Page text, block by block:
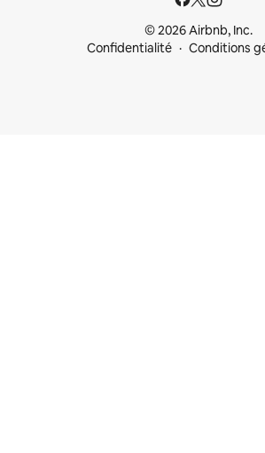
© 2026 Airbnb, Inc.
Confidentialité
Conditions